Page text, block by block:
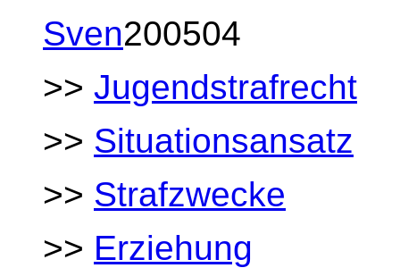
Sven200504
>> Jugendstrafrecht
>> Situationsansatz
>> Strafzwecke
>> Erziehung